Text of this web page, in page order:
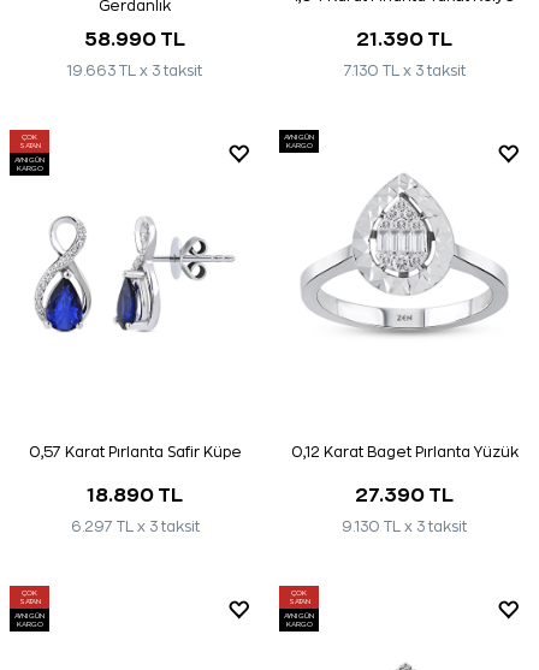
Gerdanlık
58.990 TL
19.663 TL x 3 taksit
21.390 TL
7.130 TL x 3 taksit
ÇOK
SATAN
AYNI GÜN
KARGO
0,57 Karat Pırlanta Safir Küpe
18.890 TL
6.297 TL x 3 taksit
AYNI GÜN
KARGO
0,12 Karat Baget Pırlanta Yüzük
27.390 TL
9.130 TL x 3 taksit
ÇOK
SATAN
AYNI GÜN
KARGO
ÇOK
SATAN
AYNI GÜN
KARGO